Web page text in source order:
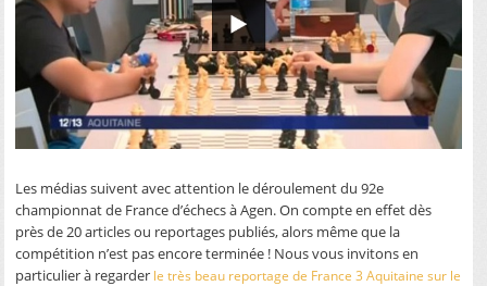
Les médias suivent avec attention le déroulement du 92e
championnat de France d’échecs à Agen. On compte en effet dès
près de 20 articles ou reportages publiés, alors même que la
compétition n’est pas encore terminée ! Nous vous invitons en
particulier à regarder le très beau reportage de France 3 Aquitaine sur le